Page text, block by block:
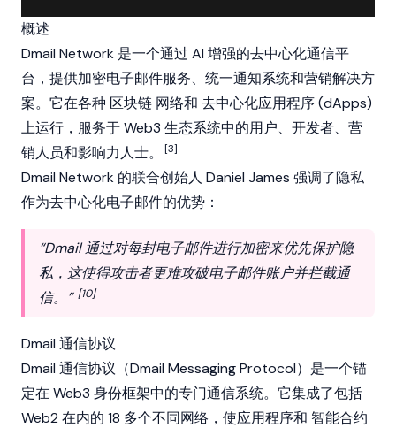
概述
Dmail Network 是一个通过 AI 增强的去中心化通信平
台，提供加密电子邮件服务、统一通知系统和营销解决方
案。它在各种 区块链 网络和 去中心化应用程序(dApps)
上运行，服务于Web3 生态系统中的用户、开发者、营
销人员和影响力人士。
[3]
Dmail Network 的联合创始人 Daniel James 强调了隐私
作为去中心化电子邮件的优势：
“Dmail 通过对每封电子邮件进行加密来优先保护隐
私，这使得攻击者更难攻破电子邮件账户并拦截通
信。” [10]
Dmail 通信协议
Dmail 通信协议（Dmail Messaging Protocol）是一个锚
定在 Web3 身份框架中的专门通信系统。它集成了包括
Web2 在内的 18 多个不同网络，使应用程序和 智能合约